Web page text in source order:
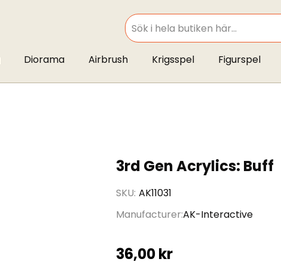
SEARCH
Diorama Airbrush Krigsspel Figurspel
3rd Gen Acrylics: Buff
SKU AK11031
ManufacturerAK-Interactive
36,00 kr